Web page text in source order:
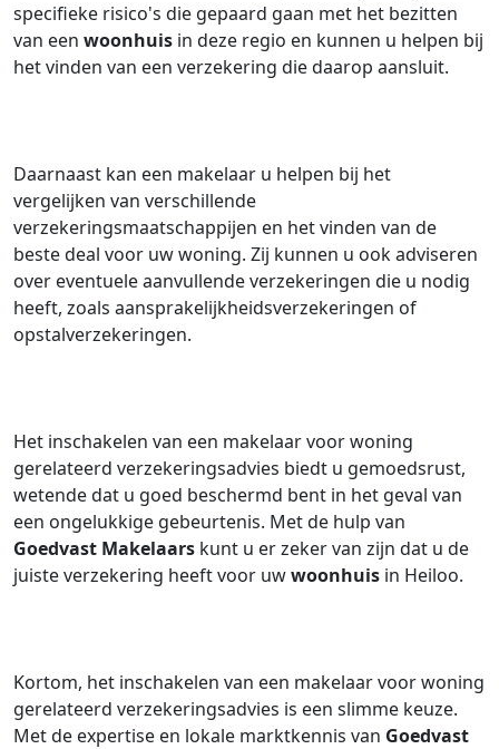
specifieke risico's die gepaard gaan met het bezitten
van een woonhuis in deze regio en kunnen u helpen bij
het vinden van een verzekering die daarop aansluit.
Daarnaast kan een makelaar u helpen bij het
vergelijken van verschillende
verzekeringsmaatschappijen en het vinden van de
beste deal voor uw woning. Zij kunnen u ook adviseren
over eventuele aanvullende verzekeringen die u nodig
heeft, zoals aansprakelijkheidsverzekeringen of
opstalverzekeringen.
Het inschakelen van een makelaar voor woning
gerelateerd verzekeringsadvies biedt u gemoedsrust,
wetende dat u goed beschermd bent in het geval van
een ongelukkige gebeurtenis. Met de hulp van
Goedvast Makelaars kunt u er zeker van zijn dat u de
juiste verzekering heeft voor uwwoonhuis in Heiloo.
Kortom, het inschakelen van een makelaar voor woning
gerelateerd verzekeringsadvies is een slimme keuze.
Met de expertise en lokale marktkennis van Goedvast